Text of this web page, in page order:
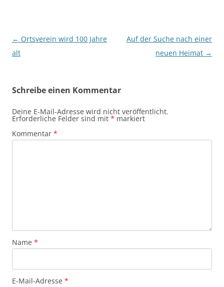
Beitragsnavigation
← Ortsverein wird 100 Jahre
alt
Auf der Suche nach einer
neuen Heimat →
Schreibe einen Kommentar
Deine E-Mail-Adresse wird nicht veröffentlicht.
Erforderliche Felder sind mit * markiert
Kommentar *
Name *
E-Mail-Adresse *